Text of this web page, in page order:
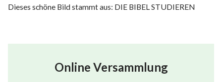
Dieses schöne Bild stammt aus: DIE BIBEL STUDIEREN
Online Versammlung